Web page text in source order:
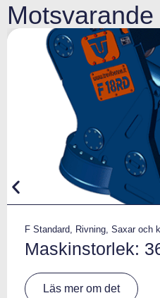
F Standard, Rivning, Saxar och
Maskinstorlek:
Läs mer om det